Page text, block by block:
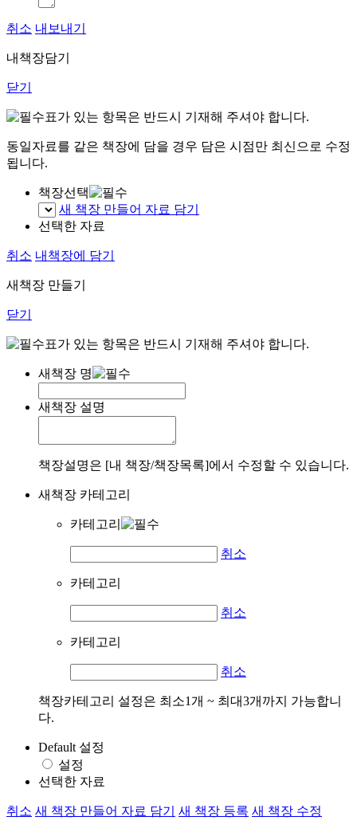
취소 내보내기
내책장담기
닫기
표가 있는 항목은 반드시 기재해 주셔야 합니다.
동일자료를 같은 책장에 담을 경우 담은 시점만 최신으로 수정
됩니다.
책장선택
새 책장 만들어 자료 담기
선택한 자료
취소 내책장에 담기
새책장 만들기
닫기
표가 있는 항목은 반드시 기재해 주셔야 합니다.
새책장 명
새책장 설명
책장설명은 [내 책장/책장목록]에서 수정할 수 있습니다.
새책장 카테고리
카테고리
취소
카테고리
취소
카테고리
취소
책장카테고리 설정은 최소1개 ~ 최대3개까지 가능합니
다.
Default 설정
설정
선택한 자료
취소 새 책장 만들어 자료 담기 새 책장 등록 새 책장 수정